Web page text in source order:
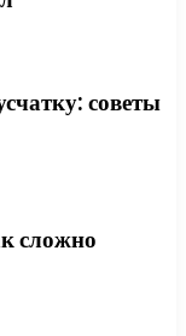
советы
сложно